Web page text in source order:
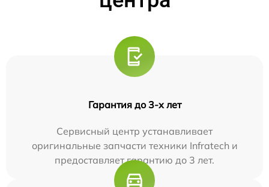
Гарантия до 3-х лет
Сервисный центр устанавливает
оригинальные запчасти техники Infratech и
предоставляет гарантию до 3 лет.